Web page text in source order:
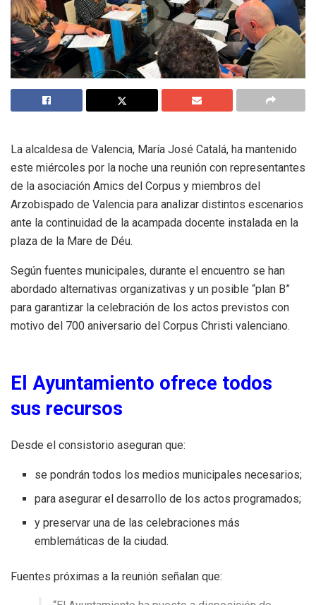
La alcaldesa de Valencia, María José Catalá, ha mantenido
este miércoles por la noche una reunión con representantes
de la asociación Amics del Corpus y miembros del
Arzobispado de Valencia para analizar distintos escenarios
ante la continuidad de la acampada docente instalada en la
plaza de la Mare de Déu.
Según fuentes municipales, durante el encuentro se han
abordado alternativas organizativas y un posible “plan B”
para garantizar la celebración de los actos previstos con
motivo del 700 aniversario del Corpus Christi valenciano.
El Ayuntamiento ofrece todos
sus recursos
Desde el consistorio aseguran que:
se pondrán todos los medios municipales necesarios;
para asegurar el desarrollo de los actos programados;
y preservar una de las celebraciones más
emblemáticas de la ciudad.
Fuentes próximas a la reunión señalan que: